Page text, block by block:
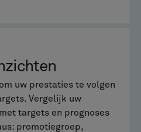
uw prestaties te volgen
Vergelijk uw
targets en prognoses
promotiegroep,